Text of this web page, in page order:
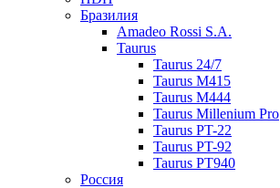
Бразилия
Amadeo Rossi S.A.
Taurus
Taurus 24/7
Taurus M415
Taurus M444
Taurus Millenium Pro
Taurus PT-22
Taurus PT-92
Taurus PT940
Россия